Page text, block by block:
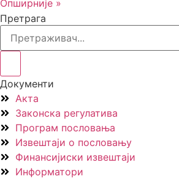
Опширније »
Претрага
Документи
Акта
Законска регулатива
Програм пословања
Извештаји о пословању
Финансијиски извештаји
Информатори